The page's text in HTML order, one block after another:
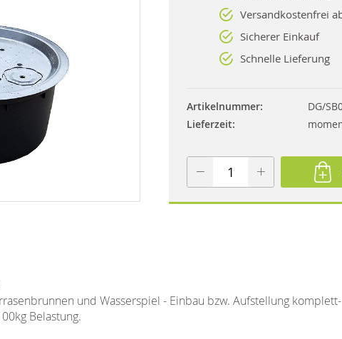
Versandkostenfrei
Sicherer Einkauf
Schnelle Lieferung
Artikelnummer
DG/
Lieferzeit
und Wasserspiel - Einbau bzw. Aufstellung
Belastung.